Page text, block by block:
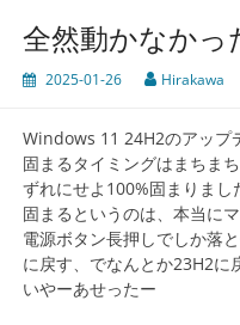
全然動かなか
2025-01-26 Hirakawa
Windows 11 24H2のアップ
固まるタイミングはまちま
ずれにせよ100%固まりまし
固まるというのは、本当に
電源ボタン長押しでしか落
に戻す、でなんとか23H2に
いやーあせったー